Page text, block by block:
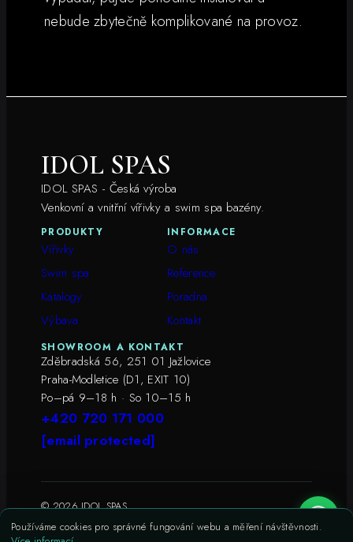
nebude zbytečně komplikované na provoz.
IDOL SPAS
IDOL SPAS - Česká výroba
Venkovní a vnitřní vířivky a swim spa bazény.
PRODUKTY
Vířivky
Swim spa
Katalogy
Výbava
INFORMACE
O nás
Reference
Poradna
Kontakt
SHOWROOM A KONTAKT
Zděbradská 56, 251 01 Jažlovice
Praha-Modletice (D1, EXIT 10)
Po–pá 9–18 h · So 10–15 h
+420 720 171 000
[email protected]
© 2026 IDOL SPAS
Ochrana osobních údajů
Soubory cookies
Používáme cookies pro správné fungování webu a měření návštěvnosti.